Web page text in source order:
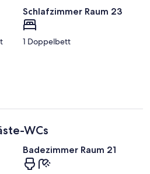
Schlafzimmer Raum 23
1 Doppelbett
WCs
Badezimmer Raum 21